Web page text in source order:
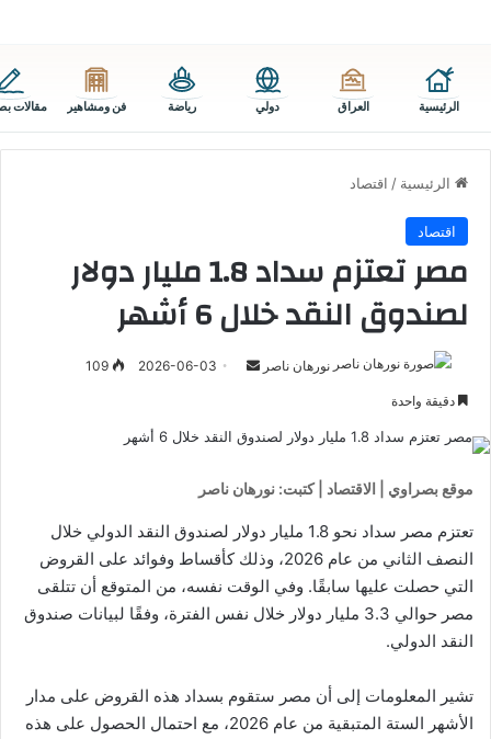
الرئيسية العراق دولي رياضة فن ومشاهير مقالات
الرئيسية / اقتصاد
اقتصاد
مصر تعتزم سداد 1.8 مليار دولار
لصندوق النقد خلال 6 أشهر
نورهان ناصر
أرسل 2026-06-03
دقيقة واحدة
موقع بصراوي | الاقتصاد | كتبت: نورهان ناصر
تعتزم مصر سداد نحو 1.8 مليار دولار لصندوق النقد الدولي خلال
النصف الثاني من عام 2026، وذلك كأقساط وفوائد على القروض
التي حصلت عليها سابقًا. وفي الوقت نفسه، من المتوقع أن تتلقى
مصر حوالي 3.3 مليار دولار خلال نفس الفترة، وفقًا لبيانات صندوق
النقد الدولي.
تشير المعلومات إلى أن مصر ستقوم بسداد هذه القروض على مدار
الأشهر الستة المتبقية من عام 2026، مع احتمال الحصول على هذه